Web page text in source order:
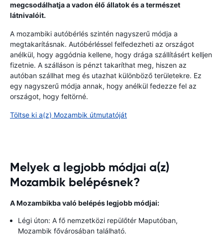
megcsodálhatja a vadon élő állatok és a természet
látnivalóit.
A mozambiki autóbérlés szintén nagyszerű módja a
megtakarításnak. Autóbérléssel felfedezheti az országot
anélkül, hogy aggódnia kellene, hogy drága szállításért kelljen
fizetnie. A szálláson is pénzt takaríthat meg, hiszen az
autóban szállhat meg és utazhat különböző területekre. Ez
egy nagyszerű módja annak, hogy anélkül fedezze fel az
országot, hogy feltörné.
Töltse ki a(z) Mozambik útmutatóját
Melyek a legjobb módjai a(z)
Mozambik belépésnek?
A Mozambikba való belépés legjobb módjai:
Légi úton: A fő nemzetközi repülőtér Maputóban,
Mozambik fővárosában található.